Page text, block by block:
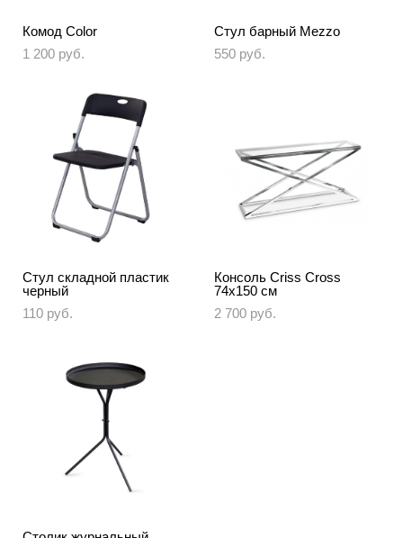
Комод Color
1 200 pуб.
Стул барный Mezzo
550 pуб.
Стул складной пластик
черный
110 pуб.
Консоль Criss Cross
74х150 см
2 700 pуб.